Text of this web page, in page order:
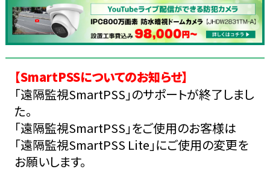
【SmartPSSについてのお知らせ】
「遠隔監視SmartPSS」のサポートが終了しまし
た。
「遠隔監視SmartPSS」をご使用のお客様は
「遠隔監視SmartPSS Lite」にご使用の変更を
お願いします。